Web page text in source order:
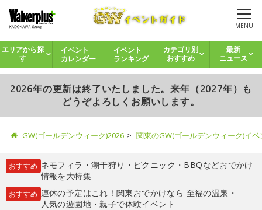
MENU
エリアから探
す
イベント
カレンダー
イベント
ランキング
カテゴリ別
おすすめ
最新
ニュース
2026年の更新は終了いたしました。来年（2027年）も
どうぞよろしくお願いします。
GW(ゴールデンウィーク)2026 関東のGW(ゴールデンウィーク)イ
おすすめ ネモフィラ ・ 潮干狩り ・ ピクニック ・ BBQなどおでかけ
情報を大特集
おすすめ 連休の予定はこれ！関東おでかけなら 至福の温泉 ・
人気の遊園地・親子で体験イベント